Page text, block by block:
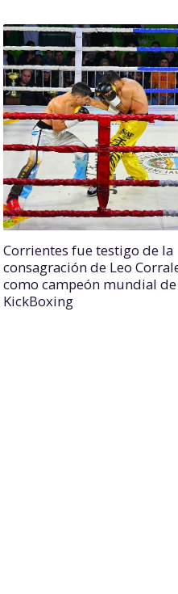
Corrientes fue testigo de la
consagración de Leo
como campeón mundial de
KickBoxing